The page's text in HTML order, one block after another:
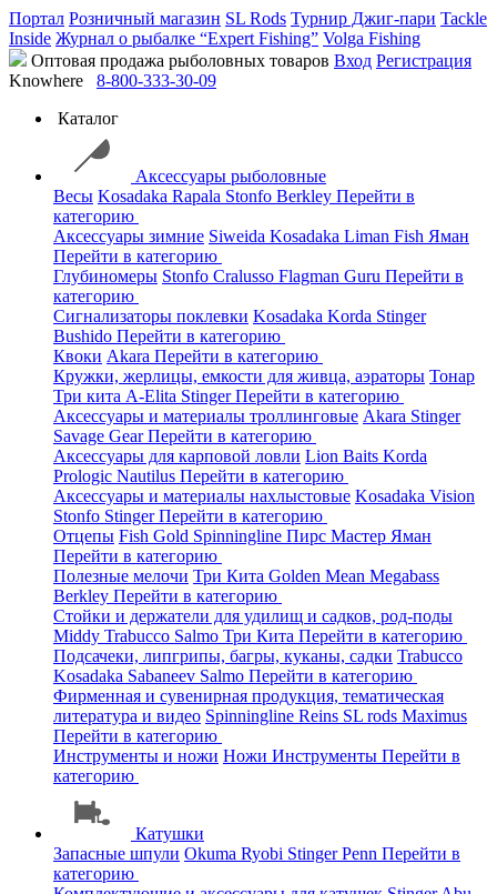
Портал Розничный магазин SL Rods Турнир Джиг-пари Tackle
Inside Журнал о рыбалке “Expert Fishing” Volga Fishing
Оптовая продажа рыболовных товаров Вход Регистрация
Knowhere
8-800-333-30-09
Каталог
Аксессуары рыболовные
Весы Kosadaka Rapala Stonfo Berkley Перейти в
категорию
Аксессуары зимние Siweida Kosadaka Liman Fish Яман
Перейти в категорию
Глубиномеры Stonfo Cralusso Flagman Guru Перейти в
категорию
Сигнализаторы поклевки Kosadaka Korda Stinger
Bushido Перейти в категорию
Квоки Akara Перейти в категорию
Кружки, жерлицы, емкости для живца, аэраторы Тонар
Три кита A-Elita StingerПерейти в категорию
Аксессуары и материалы троллинговые Akara Stinger
Savage GearПерейти в категорию
Аксессуары для карповой ловли Lion Baits Korda
Prologic Nautilus Перейти в категорию
Аксессуары и материалы нахлыстовые Kosadaka Vision
Stonfo StingerПерейти в категорию
Отцепы Fish Gold Spinningline Пирс Мастер Яман
Перейти в категорию
Полезные мелочи Три Кита Golden Mean Megabass
Berkley Перейти в категорию
Стойки и держатели для удилищ и садков, род-поды
Middy Trabucco Salmo Три Кита Перейти в категорию
Подсачеки, липгрипы, багры, куканы, садки Trabucco
Kosadaka Sabaneev Salmo Перейти в категорию
Фирменная и сувенирная продукция, тематическая
литература и видео Spinningline Reins SL rods Maximus
Перейти в категорию
Инструменты и ножи Ножи Инструменты Перейти в
категорию
Катушки
Запасные шпули Okuma Ryobi StingerPenn Перейти в
категорию